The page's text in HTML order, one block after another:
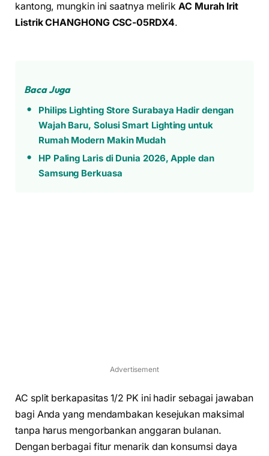
kantong, mungkin ini saatnya melirikAC Murah Irit
Listrik CHANGHONG CSC-05RDX4.
Baca Juga
Philips Lighting Store Surabaya Hadir dengan
Wajah Baru, Solusi Smart Lighting untuk
Rumah Modern Makin Mudah
HP Paling Laris di Dunia 2026, Apple dan
Samsung Berkuasa
Advertisement
AC split berkapasitas 1/2 PK ini hadir sebagai jawaban
bagi Anda yang mendambakan kesejukan maksimal
tanpa harus mengorbankan anggaran bulanan.
Dengan berbagai fitur menarik dan konsumsi daya